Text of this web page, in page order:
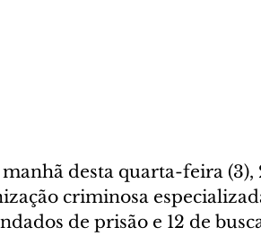
desta quarta-feira (3),
criminosa
de prisão e 12 de